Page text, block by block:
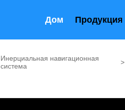
Дом Продукция
Инерциальная навигационная
система
>